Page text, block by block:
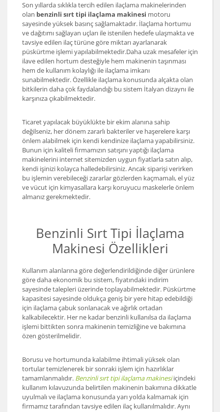
Son yıllarda sıklıkla tercih edilen ilaçlama makinelerinden
olan benzinli sırt tipi ilaçlama makinesi motoru
sayesinde yüksek basınç sağlamaktadır. İlaçlama hortumu
ve dağıtımı sağlayan uçları ile istenilen hedefe ulaşmakta ve
tavsiye edilen ilaç türüne göre miktarı ayarlanarak
püskürtme işlemi yapılabilmektedir.Daha uzak mesafeler için
ilave edilen hortum desteğiyle hem makinenin taşınması
hem de kullanım kolaylığı ile ilaçlama imkanı
sunabilmektedir. Özellikle ilaçlama konusunda alçakta olan
bitkilerin daha çok faydalandığı bu sistem İtalyan dizaynı ile
karşınıza çıkabilmektedir.
Ticaret yapılacak büyüklükte bir ekim alanına sahip
değilseniz, her dönem zararlı bakteriler ve haşerelere karşı
önlem alabilmek için kendi kendinize ilaçlama yapabilirsiniz.
Bunun için kaliteli firmamızın satışını yaptığı ilaçlama
makinelerini internet sitemizden uygun fiyatlarla satın alıp,
kendi işinizi kolayca halledebilirsiniz. Ancak siparişi verirken
bu işlemin verebileceği zararlar gözlerden kaçmamalı, el yüz
ve vücut için kimyasallara karşı koruyucu maskelerle önlem
almanız gerekmektedir.
Benzinli Sırt Tipi İlaçlama
Makinesi Özellikleri
Kullanım alanlarına göre değerlendirildiğinde diğer ürünlere
göre daha ekonomik bu sistem, fiyatındaki indirim
sayesinde talepleri üzerinde toplayabilmektedir. Püskürtme
kapasitesi sayesinde oldukça geniş bir yere hitap edebildiği
için ilaçlama çabuk sonlanacak ve ağırlık ortadan
kalkabilecektir. Her ne kadar benzinli kullanılsa da ilaçlama
işlemi bittikten sonra makinenin temizliğine ve bakımına
özen gösterilmelidir.
Borusu ve hortumunda kalabilme ihtimali yüksek olan
tortular temizlenerek bir sonraki işlem için hazırlıklar
tamamlanmalıdır. Benzinli sırt tipi ilaçlama makinesiiçindeki
kullanım kılavuzunda belirtilen makinenin bakımına dikkatle
uyulmalı ve ilaçlama konusunda yarı yolda kalmamak için
firmamız tarafından tavsiye edilen ilaç kullanılmalıdır. Aynı